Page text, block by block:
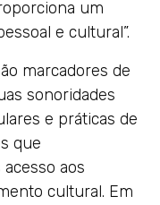
um
e cultural”.
marcadores de
sonoridades
e práticas de
que
aos
cultural. Em